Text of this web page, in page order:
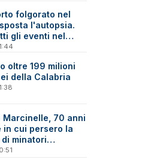
folgorato nel
l'autopsia.
gli eventi nel
oltre 199 milioni
della Calabria
Marcinelle, 70 anni
in cui persero la
minatori